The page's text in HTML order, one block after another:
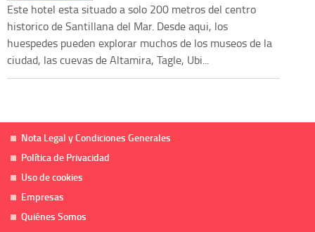
Este hotel esta situado a solo 200 metros del centro
historico de Santillana del Mar. Desde aqui, los
huespedes pueden explorar muchos de los museos de la
ciudad, las cuevas de Altamira, Tagle, Ubi...
Nota Legal y Condiciones Generales
Política de Privacidad
Uso de cookies
Empresas
Quiénes Somos